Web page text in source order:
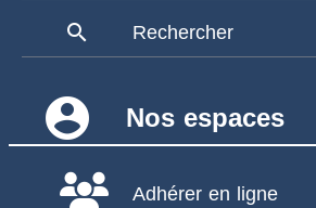
search Rechercher
account_circle Nos espaces
Adhérer en ligne